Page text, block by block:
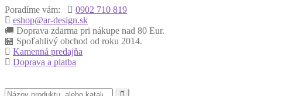
Poradíme vám:
0902 710 819
eshop@ar-design.sk
🚚 Doprava zdarma pri nákupe nad 80 Eur.
🏪 Spoľahlivý obchod od roku 2014.
Kamenná predajňa
Doprava a platba